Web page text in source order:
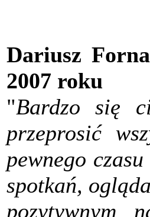
Dariusz
2007 roku
"Bardzo się
przeprosić
pewnego
spotkań,
pozytywnym